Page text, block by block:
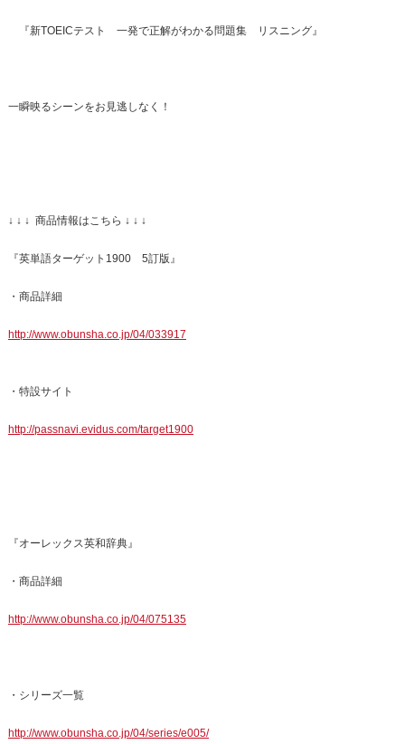
『新TOEICテスト 一発で正解がわかる問題集 リスニング』
一瞬映るシーンをお見逃しなく！
↓ ↓ ↓ 商品情報はこちら ↓ ↓ ↓
『英単語ターゲット1900 5訂版』
・商品詳細
http://www.obunsha.co.jp/04/033917
・特設サイト
http://passnavi.evidus.com/target1900
『オーレックス英和辞典』
・商品詳細
http://www.obunsha.co.jp/04/075135
・シリーズ一覧
http://www.obunsha.co.jp/04/series/e005/